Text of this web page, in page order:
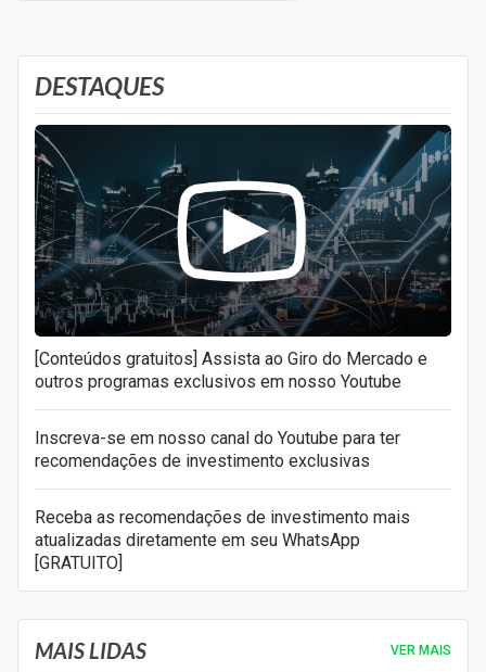
DESTAQUES
[Conteúdos gratuitos] Assista ao Giro do Mercado e
outros programas exclusivos em nosso Youtube
Inscreva-se em nosso canal do Youtube para ter
recomendações de investimento exclusivas
Receba as recomendações de investimento mais
atualizadas diretamente em seu WhatsApp
[GRATUITO]
MAIS LIDAS VER MAIS